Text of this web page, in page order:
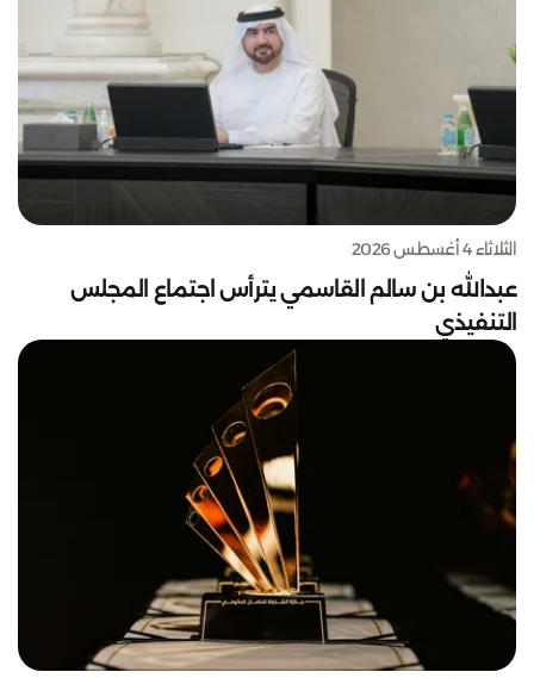
الثلاثاء 4 أغسطس 2026
عبدالله بن سالم القاسمي يترأس اجتماع المجلس
التنفيذي